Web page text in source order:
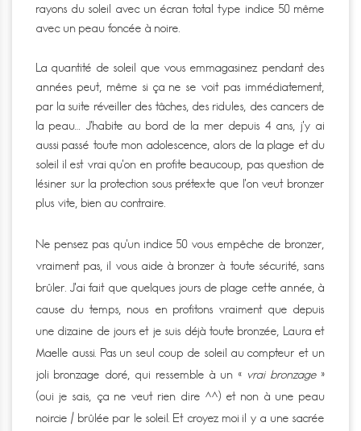
rayons du soleil avec un écran total type indice 50 même
avec un peau foncée à noire.
La quantité de soleil que vous emmagasinez pendant des
années peut, même si ça ne se voit pas immédiatement,
par la suite réveiller des tâches, des ridules, des cancers de
la peau… J’habite au bord de la mer depuis 4 ans, j’y ai
aussi passé toute mon adolescence, alors de la plage et du
soleil il est vrai qu’on en profite beaucoup, pas question de
lésiner sur la protection sous prétexte que l’on veut bronzer
plus vite, bien au contraire.
Ne pensez pas qu’un indice 50 vous empêche de bronzer,
vraiment pas, il vous aide à bronzer à toute sécurité, sans
brûler. J’ai fait que quelques jours de plage cette année, à
cause du temps, nous en profitons vraiment que depuis
une dizaine de jours et je suis déjà toute bronzée, Laura et
Maelle aussi. Pas un seul coup de soleil au compteur et un
joli bronzage doré, qui ressemble à un « vrai bronzage»
(oui je sais, ça ne veut rien dire ^^) et non à une peau
noircie / brûlée par le soleil. Et croyez moi il y a une sacrée